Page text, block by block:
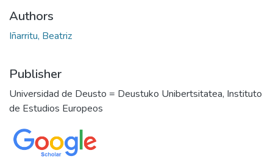
Authors
Iñarritu, Beatriz
Publisher
Universidad de Deusto = Deustuko Unibertsitatea, Instituto
de Estudios Europeos